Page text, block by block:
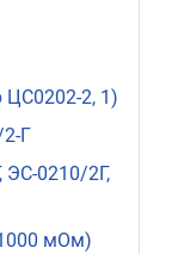
2, 1)
Г
0210/2Г,
мОм)